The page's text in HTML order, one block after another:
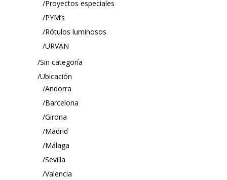
Proyectos especiales
PYM’s
Rótulos luminosos
URVAN
Sin categoría
Ubicación
Andorra
Barcelona
Girona
Madrid
Málaga
Sevilla
Valencia